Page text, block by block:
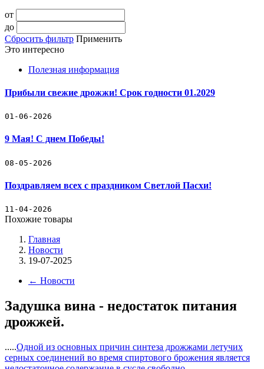
от
до
Сбросить фильтр Применить
Это интересно
Полезная информация
Прибыли свежие дрожжи! Срок годности 01.2029
01-06-2026
9 Мая! С днем Победы!
08-05-2026
Поздравляем всех с праздником Светлой Пасхи!
11-04-2026
Похожие товары
Главная
Новости
19-07-2025
← Новости
Задушка вина - недостаток питания
дрожжей.
.....Одной из основных причин синтеза дрожжами летучих
серных соединений во время спиртового брожения является